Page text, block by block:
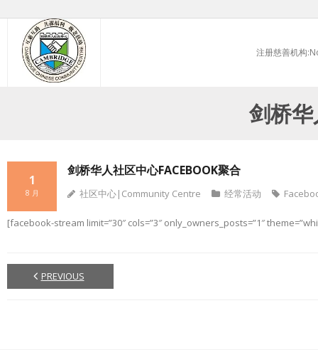
content
注册慈善机构
剑桥
剑桥华人社区中心FACEBOOK聚合
1
8 月 社区中心|Community Centre 经常活动
[facebook-stream limit=”30″ cols=”3″ only_owners_posts=”1″
PREVIOUS